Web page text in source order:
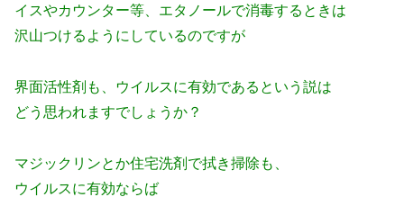
イスやカウンター等、エタノールで消毒するときは
沢山つけるようにしているのですが
界面活性剤も、ウイルスに有効であるという説は
どう思われますでしょうか？
マジックリンとか住宅洗剤で拭き掃除も、
ウイルスに有効ならば